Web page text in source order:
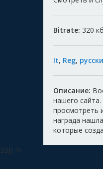
Bitrate: 320
It, Reg,
Описание:
нашего
просмотреть
награда
которые
33]) ?>